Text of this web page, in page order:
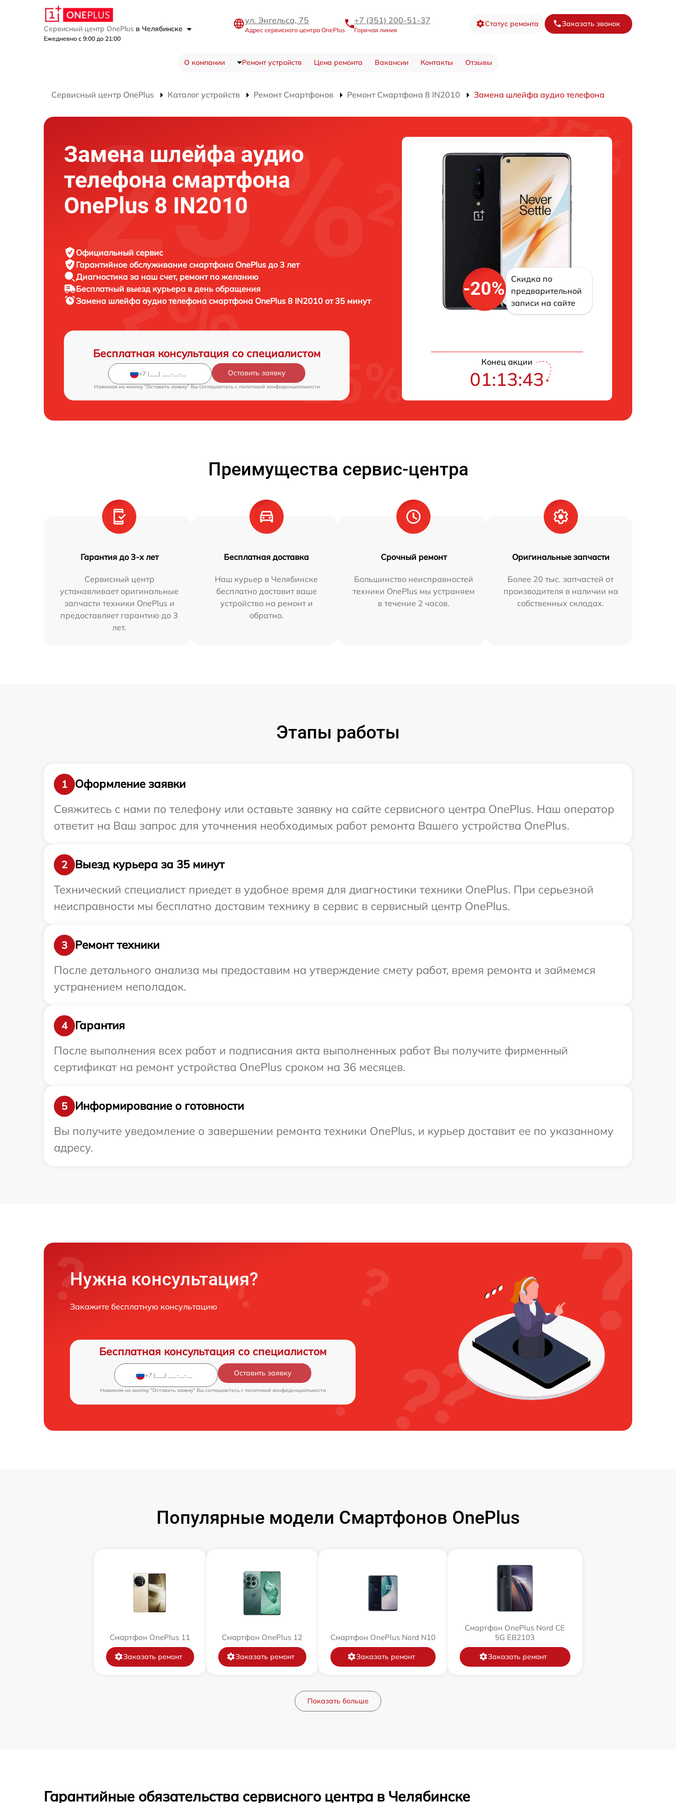
Сервисный центр OnePlus в Челябинске
Ежедневно с 9:00 до 21:00
ул. Энгельса, 75
Адрес сервисного центра OnePlus
+7 (351) 200-51-37
Горячая линия
Статус ремонта Заказать звонок
О компании Ремонт устройств Цена ремонта Вакансии Контакты Отзывы
Сервисный центр OnePlus Каталог устройств Ремонт Смартфонов Ремонт Смартфона 8 IN2010 Замена шлейфа аудио телефона
Замена шлейфа аудио
телефона смартфона
OnePlus 8 IN2010
Официальный сервис
Гарантийное обслуживание смартфона OnePlus до 3 лет
Диагностика за наш счет, ремонт по желанию
Бесплатный выезд курьера в день обращения
Замена шлейфа аудио телефона смартфона OnePlus 8 IN2010 от 35 минут
Бесплатная консультация со специалистом
Оставить заявку
Нажимая на кнопку "Оставить заявку" Вы соглашаетесь c политикой конфиденциальности
-20%
Скидка по
предварительной
записи на сайте
Конец акции
01:13:42
Преимущества сервис-центра
Гарантия до 3-х лет
Сервисный центр
устанавливает оригинальные
запчасти техники OnePlus и
предоставляет гарантию до 3
лет.
Бесплатная доставка
Наш курьер в Челябинске
бесплатно доставит ваше
устройство на ремонт и
обратно.
Срочный ремонт
Большинство неисправностей
техники OnePlus мы устраняем
в течение 2 часов.
Оригинальные запчасти
Более 20 тыс. запчастей от
производителя в наличии на
собственных складах.
Этапы работы
1
Оформление заявки
Свяжитесь с нами по телефону или оставьте заявку на сайте сервисного центра OnePlus. Наш оператор
ответит на Ваш запрос для уточнения необходимых работ ремонта Вашего устройства OnePlus.
2
Выезд курьера за 35 минут
Технический специалист приедет в удобное время для диагностики техники OnePlus. При серьезной
неисправности мы бесплатно доставим технику в сервис в сервисный центр OnePlus.
3
Ремонт техники
После детального анализа мы предоставим на утверждение смету работ, время ремонта и займемся
устранением неполадок.
4
Гарантия
После выполнения всех работ и подписания акта выполненных работ Вы получите фирменный
сертификат на ремонт устройства OnePlus сроком на 36 месяцев.
5
Информирование о готовности
Вы получите уведомление о завершении ремонта техники OnePlus, и курьер доставит ее по указанному
адресу.
Нужна консультация?
Закажите бесплатную консультацию
Бесплатная консультация со специалистом
Оставить заявку
Нажимая на кнопку "Оставить заявку" Вы соглашаетесь c политикой конфиденциальности
Популярные модели Смартфонов OnePlus
Смартфон OnePlus 11
Заказать ремонт
Смартфон OnePlus 12
Заказать ремонт
Смартфон OnePlus Nord N10
Заказать ремонт
Смартфон OnePlus Nord CE
5G EB2103
Заказать ремонт
Показать больше
Гарантийные обязательства сервисного центра в Челябинске